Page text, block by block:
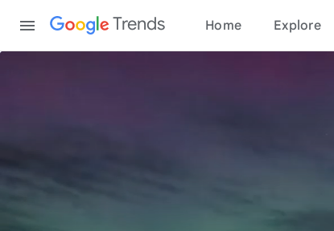
Trends Home Explore